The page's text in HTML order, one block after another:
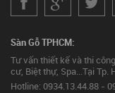
Sàn Gỗ TPHCM:
Tư vấn thiết kế và thi
cư, Biệt thự, Spa...Tại Tp.
Hotline: 0934.13.44.88 -